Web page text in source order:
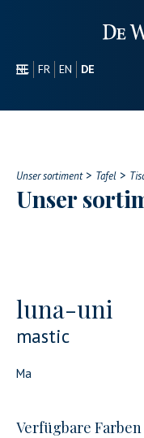
NL FR EN
DE
UNSER SORTIMENT
CONTACT
Unser sortiment> Tafel >
Unser
luna-uni
mastic
Ma
Verfügbare Farben